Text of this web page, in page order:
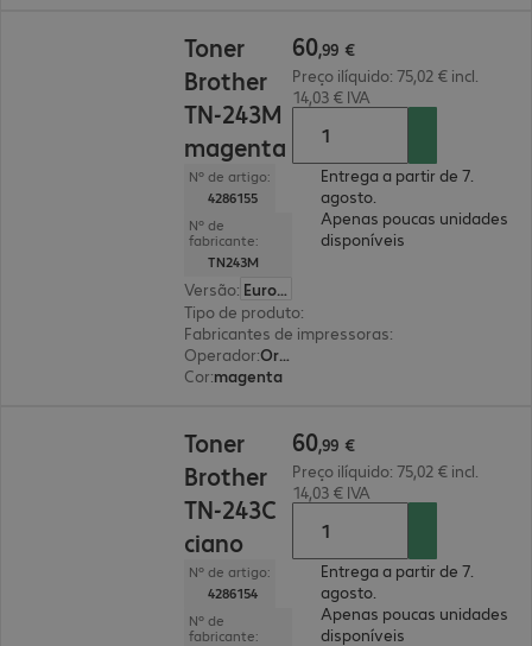
Toner
Brother
TN-243M
magenta
Nº de artigo:
4286155
Nº de
fabricante:
TN243M
Versão:
Europa
Tipo de produto:
Fabricantes de impressoras:
Operador:
Original
Cor:magenta
60,99 €
Preço ilíquido: 75,02 € incl.
14,03 € IVA
Entrega a partir de 7.
agosto.
Apenas poucas unidades
disponíveis
Toner
Brother
TN-243C
ciano
Nº de artigo:
4286154
Nº de
fabricante:
60,99 €
Preço ilíquido: 75,02 € incl.
14,03 € IVA
Entrega a partir de 7.
agosto.
Apenas poucas unidades
disponíveis